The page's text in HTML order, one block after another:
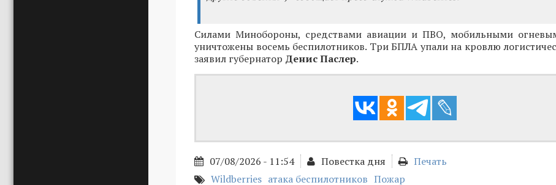
Силами Минобороны, средствами авиации и ПВО, мобильными
уничтожены восемь беспилотников. Три БПЛА упали на кровлю
заявил губернатор Денис Паслер.
07/08/2026 - 11:54 Повестка дня
Печать
Wildberries атака беспилотников Пожар